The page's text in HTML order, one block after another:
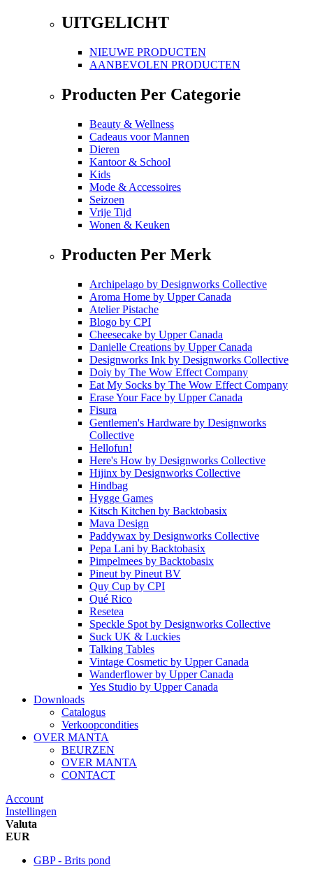
UITGELICHT
NIEUWE PRODUCTEN
AANBEVOLEN PRODUCTEN
Producten Per Categorie
Beauty & Wellness
Cadeaus voor Mannen
Dieren
Kantoor & School
Kids
Mode & Accessoires
Seizoen
Vrije Tijd
Wonen & Keuken
Producten Per Merk
Archipelago by Designworks Collective
Aroma Home by Upper Canada
Atelier Pistache
Blogo by CPI
Cheesecake by Upper Canada
Danielle Creations by Upper Canada
Designworks Ink by Designworks Collective
Doiy by The Wow Effect Company
Eat My Socks by The Wow Effect Company
Erase Your Face by Upper Canada
Fisura
Gentlemen's Hardware by Designworks
Collective
Hellofun!
Here's How by Designworks Collective
Hijinx by Designworks Collective
Hindbag
Hygge Games
Kitsch Kitchen by Backtobasix
Mava Design
Paddywax by Designworks Collective
Pepa Lani by Backtobasix
Pimpelmees by Backtobasix
Pineut by Pineut BV
Quy Cup by CPI
Qué Rico
Resetea
Speckle Spot by Designworks Collective
Suck UK & Luckies
Talking Tables
Vintage Cosmetic by Upper Canada
Wanderflowerby Upper Canada
Yes Studio by Upper Canada
Downloads
Catalogus
Verkoopcondities
OVER MANTA
BEURZEN
OVER MANTA
CONTACT
Account
Instellingen
Valuta
EUR
GBP - Brits pond